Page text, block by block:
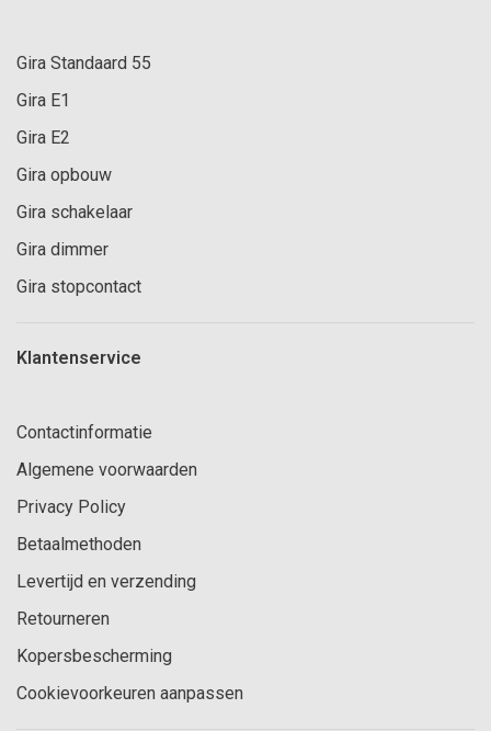
Gira Standaard 55
Gira E1
Gira E2
Gira opbouw
Gira schakelaar
Gira dimmer
Gira stopcontact
Klantenservice
Contactinformatie
Algemene voorwaarden
Privacy Policy
Betaalmethoden
Levertijd en verzending
Retourneren
Kopersbescherming
Cookievoorkeuren aanpassen